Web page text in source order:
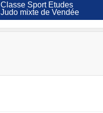
Classe Sport Etudes
Judo mixte de Vendée